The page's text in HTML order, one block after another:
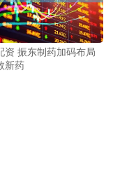
资 振东制药加码布局
新药